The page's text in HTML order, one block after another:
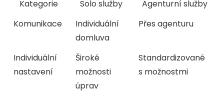
Kategorie Solo služby
Agenturní služby
Komunikace
Individuální
domluva
Přes agenturu
Individuální
nastavení
Široké
možnosti
úprav
Standardizované
s možnostmi